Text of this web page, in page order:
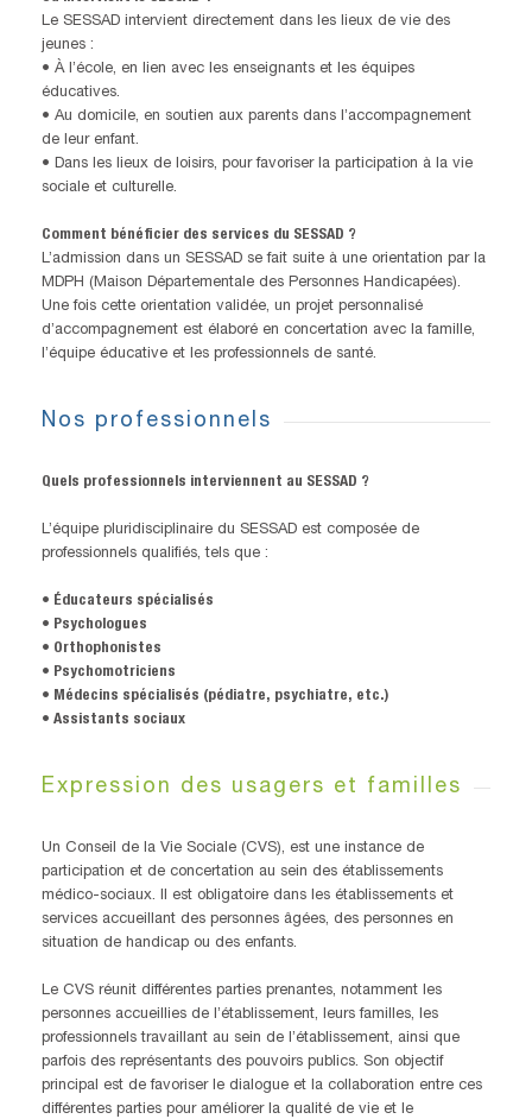
Le SESSAD intervient directement dans les lieux de vie des
jeunes :
• À l’école, en lien avec les enseignants et les équipes
éducatives.
• Au domicile, en soutien aux parents dans l’accompagnement
de leur enfant.
• Dans les lieux de loisirs, pour favoriser la participation à la vie
sociale et culturelle.
Comment bénéficier des services du SESSAD ?
L’admission dans un SESSAD se fait suite à une orientation par la
MDPH (Maison Départementale des Personnes Handicapées).
Une fois cette orientation validée, un projet personnalisé
d’accompagnement est élaboré en concertation avec la famille,
l’équipe éducative et les professionnels de santé.
Nos professionnels
Quels professionnels interviennent au SESSAD ?
L’équipe pluridisciplinaire du SESSAD est composée de
professionnels qualifiés, tels que :
• Éducateurs spécialisés
• Psychologues
• Orthophonistes
• Psychomotriciens
• Médecins spécialisés (pédiatre, psychiatre, etc.)
• Assistants sociaux
Expression des usagers et familles
Un Conseil de la Vie Sociale (CVS), est une instance de
participation et de concertation au sein des établissements
médico-sociaux. Il est obligatoire dans les établissements et
services accueillant des personnes âgées, des personnes en
situation de handicap ou des enfants.
Le CVS réunit différentes parties prenantes, notamment les
personnes accueillies de l’établissement, leurs familles, les
professionnels travaillant au sein de l’établissement, ainsi que
parfois des représentants des pouvoirs publics. Son objectif
principal est de favoriser le dialogue et la collaboration entre ces
différentes parties pour améliorer la qualité de vie et le